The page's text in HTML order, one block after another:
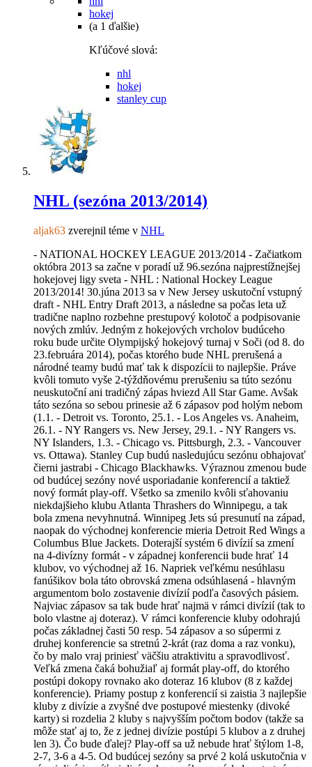
hokej
(a 1 ďalšie)
Kľúčové slová:
nhl
hokej
stanley cup
NHL (sezóna 2013/2014)
aljak63 zverejnil téme v NHL
- NATIONAL HOCKEY LEAGUE 2013/2014 - Začiatkom
októbra 2013 sa začne v poradí už 96.sezóna najprestížnejšej
hokejovej ligy sveta - NHL : National Hockey League
2013/2014! 30.júna 2013 sa v New Jersey uskutoční vstupný
draft - NHL Entry Draft 2013, a následne sa počas leta už
tradične naplno rozbehne prestupový kolotoč a podpisovanie
nových zmlúv. Jedným z hokejových vrcholov budúceho
roku bude určite Olympijský hokejový turnaj v Soči (od 8. do
23.februára 2014), počas ktorého bude NHL prerušená a
národné teamy budú mať tak k dispozícii to najlepšie. Práve
kvôli tomuto vyše 2-týždňovému prerušeniu sa túto sezónu
neuskutoční ani tradičný zápas hviezd All Star Game. Avšak
táto sezóna so sebou prinesie až 6 zápasov pod holým nebom
(1.1. - Detroit vs. Toronto, 25.1. - Los Angeles vs. Anaheim,
26.1. - NY Rangers vs. New Jersey, 29.1. - NY Rangers vs.
NY Islanders, 1.3. - Chicago vs. Pittsburgh, 2.3. - Vancouver
vs. Ottawa). Stanley Cup budú nasledujúcu sezónu obhajovať
čierni jastrabi - Chicago Blackhawks. Výraznou zmenou bude
od budúcej sezóny nové usporiadanie konferencií a taktiež
nový formát play-off. Všetko sa zmenilo kvôli sťahovaniu
niekdajšieho klubu Atlanta Thrashers do Winnipegu, a tak
bola zmena nevyhnutná. Winnipeg Jets sú presunutí na západ,
naopak do východnej konferencie mieria Detroit Red Wings a
Columbus Blue Jackets. Doterajší systém 6 divízií sa zmení
na 4-divízny formát - v západnej konferencii bude hrať 14
klubov, vo východnej až 16. Napriek veľkému nesúhlasu
fanúšikov bola táto obrovská zmena odsúhlasená - hlavným
argumentom bolo zostavenie divízií podľa časových pásiem.
Najviac zápasov sa tak bude hrať najmä v rámci divízií (tak to
bolo vlastne aj doteraz). V rámci konferencie kluby odohrajú
počas základnej časti 50 resp. 54 zápasov a so súpermi z
druhej konferencie sa stretnú 2-krát (raz doma a raz vonku),
čo by malo vraj priniesť väčšiu atraktivitu a spravodlivosť.
Veľká zmena čaká bohužiaľ aj formát play-off, do ktorého
postúpi dokopy rovnako ako doteraz 16 klubov (8 z každej
konferencie). Priamy postup z konferencií si zaistia 3 najlepšie
kluby z divízie a zvyšné dve postupové miestenky (divoké
karty) si rozdelia 2 kluby s najvyšším počtom bodov (takže sa
môže stať aj to, že z jednej divízie postúpi 5 klubov a z druhej
len 3). Čo bude ďalej? Play-off sa už nebude hrať štýlom 1-8,
2-7, 3-6 a 4-5. Od budúcej sezóny sa prvé 2 kolá uskutočnia v